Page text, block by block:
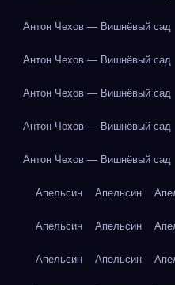
Антон Чехов — Вишнёвый сад
Антон Чехов — Вишнёвый сад
Антон Чехов — Вишнёвый сад
Антон Чехов — Вишнёвый сад
Антон Чехов — Вишнёвый сад
Апельсин Апельсин
Апельсин Апельсин
Апельсин Апельсин